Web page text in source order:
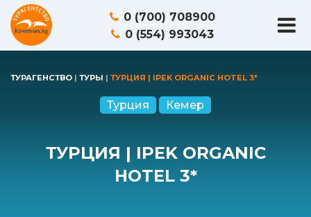
0 (700) 708900
0 (554) 993043
ТУРАГЕНСТВО | ТУРЫ | ТУРЦИЯ | IPEK ORGANIC HOTEL 3*
Турция Кемер
ТУРЦИЯ | IPEK ORGANIC
HOTEL 3*